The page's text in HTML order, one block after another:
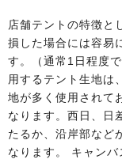
店舗テントの特徴と
損した場合には容易
す。（通常1日程度
用するテント生地は
地が多く使用されて
なります。西日、日
たるか、沿岸部など
なります。 キャン